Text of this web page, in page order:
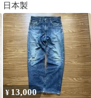
日本製
¥ 13,000